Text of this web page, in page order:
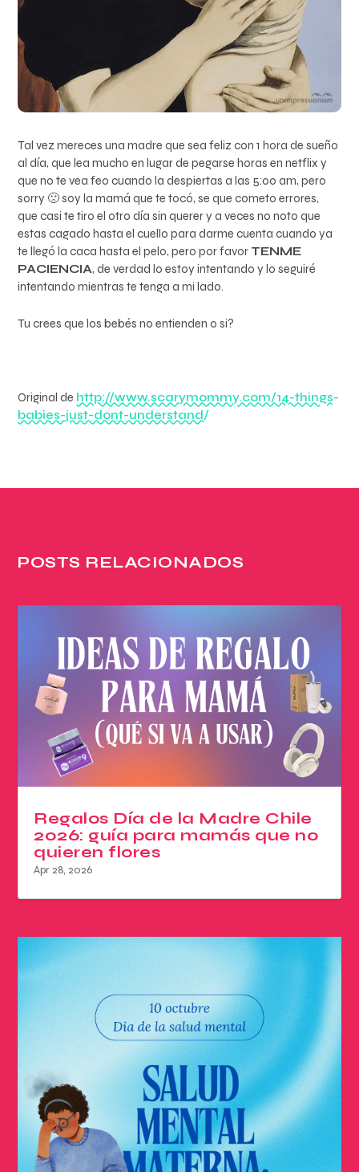
Tal vez mereces una madre que sea feliz con 1 hora de sueño
al día, que lea mucho en lugar de pegarse horas en netflix y
que no te vea feo cuando la despiertas a las 5:00 am, pero
sorry 🙁 soy la mamá que te tocó, se que cometo errores,
que casi te tiro el otro día sin querer y a veces no noto que
estas cagado hasta el cuello para darme cuenta cuando ya
te llegó la caca hasta el pelo, pero por favor TENME
PACIENCIA, de verdad lo estoy intentando y lo seguiré
intentando mientras te tenga a mi lado.
Tu crees que los bebés no entienden o si?
Original de http://www.scarymommy.com/14-things-
babies-just-dont-understand/
POSTS RELACIONADOS
Regalos Día de la Madre Chile
2026: guía para mamás que no
quieren flores
Apr 28, 2026